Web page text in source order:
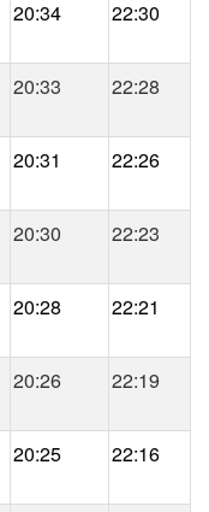
20:34 22:30
20:33 22:28
20:31 22:26
20:30 22:23
20:28 22:21
20:26 22:19
20:25 22:16